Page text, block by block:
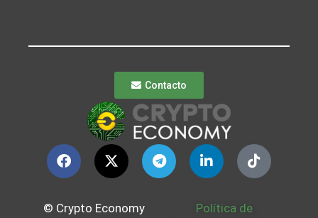
Contacto
© Crypto Economy Política de